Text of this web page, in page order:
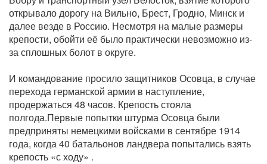
открывало дорогу на Вильно, Брест, Гродно, Минск и
далее везде в Россию. Несмотря на малые размеры
крепости, обойти её было практически невозможно из-
за сплошных болот в округе.
И командование просило защитников Осовца, в случае
перехода германской армии в наступление,
продержаться 48 часов. Крепость стояла
полгода.Первые попытки штурма Осовца были
предприняты немецкими войсками в сентябре 1914
года, когда 40 батальонов ландвера попытались взять
крепость «с ходу» .